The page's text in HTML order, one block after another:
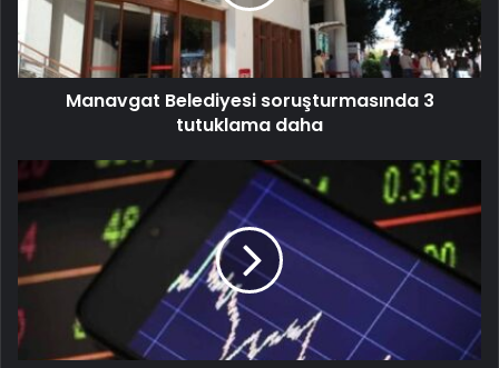
Manavgat Belediyesi soruşturmasında 3
tutuklama daha